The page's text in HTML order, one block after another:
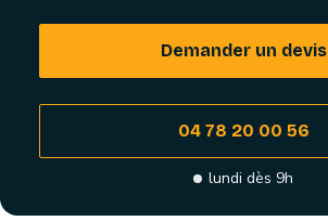
Demander un devis
04 78 20 00 56
lundi dès 9h